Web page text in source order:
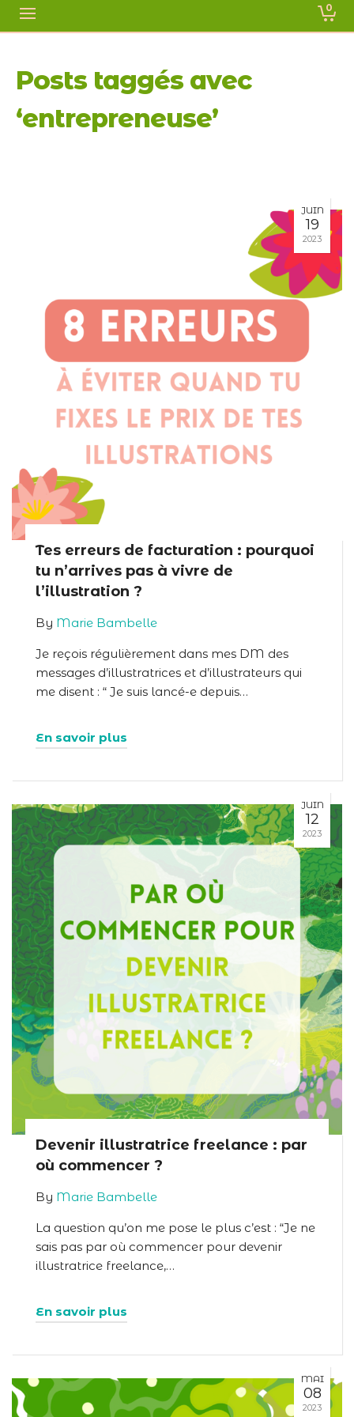
0
Posts taggés avec
‘entrepreneuse’
JUIN
19
2023
Tes erreurs de facturation : pourquoi
tu n’arrives pas à vivre de
l’illustration ?
By Marie Bambelle
Je reçois régulièrement dans mes DM des
messages d’illustratrices et d’illustrateurs qui
me disent : “ Je suis lancé-e depuis…
En savoir plus
JUIN
12
2023
Devenir illustratrice freelance : par
où commencer ?
By Marie Bambelle
La question qu’on me pose le plus c’est : “Je ne
sais pas par où commencer pour devenir
illustratrice freelance,…
En savoir plus
MAI
08
2023